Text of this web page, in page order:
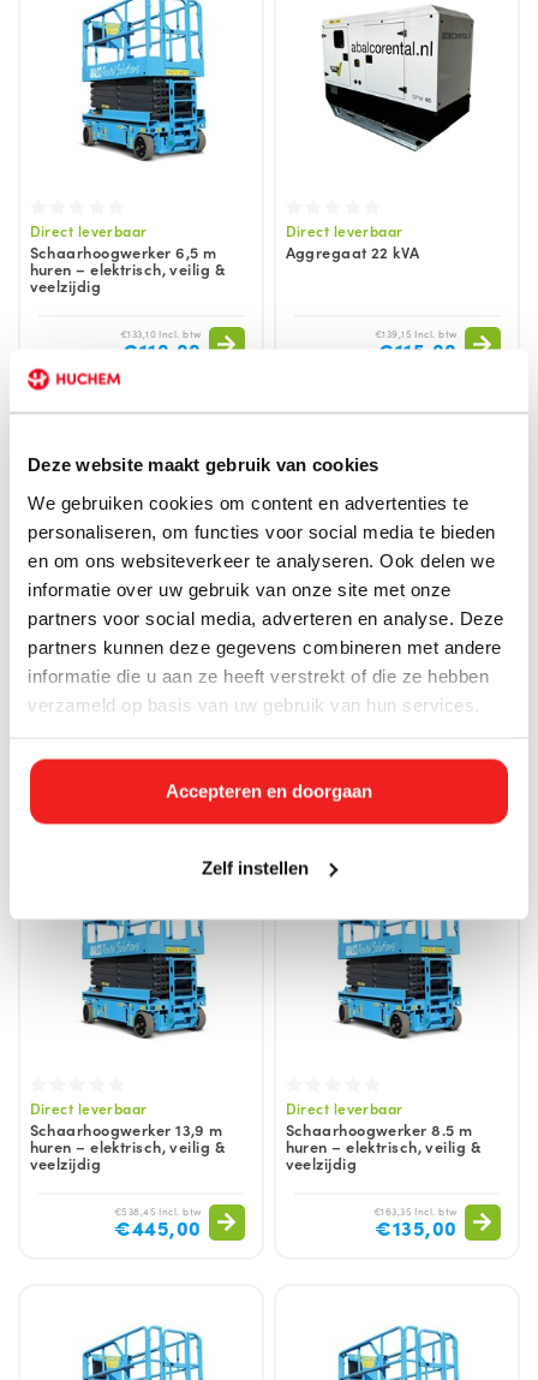
Deze website maakt gebruik van cookies
We gebruiken cookies om content en advertenties te
personaliseren, om functies voor social media te bieden
en om ons websiteverkeer te analyseren. Ook delen we
informatie over uw gebruik van onze site met onze
partners voor social media, adverteren en analyse. Deze
partners kunnen deze gegevens combineren met andere
informatie die u aan ze heeft verstrekt of die ze hebben
verzameld op basis van uw gebruik van hun services.
Accepteren en doorgaan
Zelf instellen
Direct leverbaar
Schaarhoogwerker 6,5 m
huren – elektrisch, veilig &
veelzijdig
€133,10 Incl. btw
€110,00
Direct leverbaar
Aggregaat 22 kVA
€139,15 Incl. btw
€115,00
Direct leverbaar
Aggregaat 150 kVA
Direct leverbaar
Aggregaat 35 kVA
Direct leverbaar
Schaarhoogwerker 13,9 m
huren – elektrisch, veilig &
veelzijdig
€538,45 Incl. btw
€445,00
Direct leverbaar
Schaarhoogwerker 8.5 m
huren – elektrisch, veilig &
veelzijdig
€163,35 Incl. btw
€135,00